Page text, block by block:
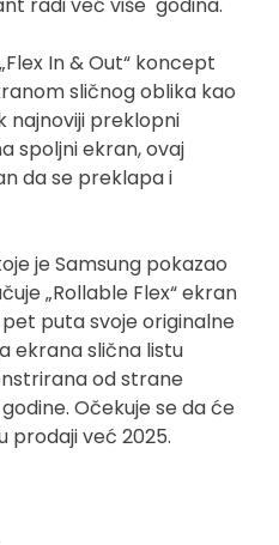
In & Out“ koncept
sličnog oblika kao
najnoviji preklopni
spoljni ekran, ovaj
da se preklapa i
je Samsung pokazao
„Rollable Flex“ ekran
puta svoje originalne
ekrana slična listu
od strane
Očekuje se da će
prodaji već 2025.